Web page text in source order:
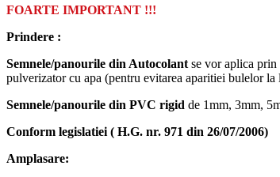
FOARTE IMPORTANT !!!
Prindere :
Semnele/panourile din Autocolant se vor aplica prin
pulverizator cu apa (pentru evitarea aparitiei bulelor la
Semnele/panourile din PVC rigid de 1mm, 3mm,
Conform legislatiei ( H.G. nr. 971 din 26/07/2006)
Amplasare: